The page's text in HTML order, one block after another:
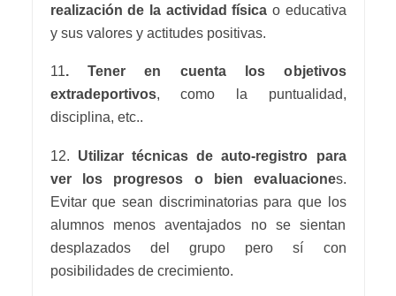
realización de la actividad física o educativa
y sus valores y actitudes positivas.
11. Tener en cuenta los objetivos
extradeportivos, como la puntualidad,
disciplina, etc..
12. Utilizar técnicas de auto-registro para
ver los progresos o bien evaluaciones.
Evitar que sean discriminatorias para que los
alumnos menos aventajados no se sientan
desplazados del grupo pero sí con
posibilidades de crecimiento.